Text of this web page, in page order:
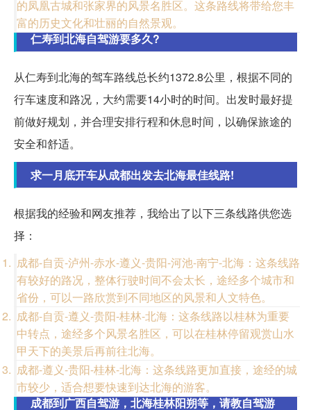
的凤凰古城和张家界的风景名胜区。这条路线将带给您丰
富的历史文化和壮丽的自然景观。
仁寿到北海自驾游要多久?
从仁寿到北海的驾车路线总长约1372.8公里，根据不同的
行车速度和路况，大约需要14小时的时间。出发时最好提
前做好规划，并合理安排行程和休息时间，以确保旅途的
安全和舒适。
求一月底开车从成都出发去北海最佳线路!
根据我的经验和网友推荐，我给出了以下三条线路供您选
择：
成都-自贡-泸州-赤水-遵义-贵阳-河池-南宁-北海：这条线路
有较好的路况，整体行驶时间不会太长，途经多个城市和
省份，可以一路欣赏到不同地区的风景和人文特色。
成都-自贡-遵义-贵阳-桂林-北海：这条线路以桂林为重要
中转点，途经多个风景名胜区，可以在桂林停留观赏山水
甲天下的美景后再前往北海。
成都-遵义-贵阳-桂林-北海：这条线路更加直接，途经的城
市较少，适合想要快速到达北海的游客。
成都到广西自驾游，北海桂林阳朔等，请教自驾游